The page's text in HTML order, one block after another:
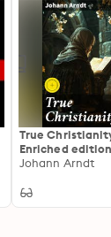
True
Enriched
Treatise on
Faith, the Holy
Johann Arndt